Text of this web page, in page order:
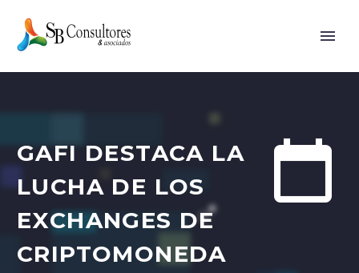


GAFI DESTACA LA
LUCHA DE LOS
EXCHANGES DE
CRIPTOMONEDA